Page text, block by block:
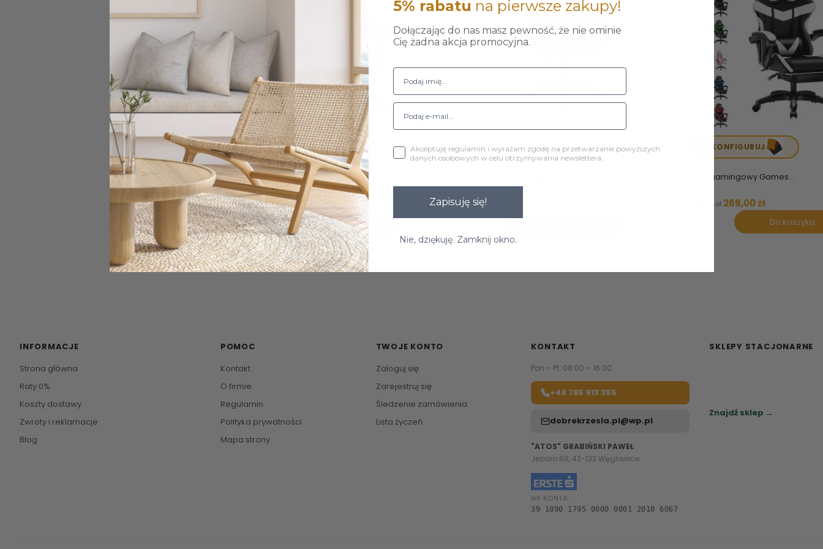
Fotel obrotowy President...
379,00 zł299,00 zł
Do koszyka
109,99 zł
SKONFIGURUJ
Fotel gamingowy Games...
299,00 zł 269,00 zł
Do koszyka
Pokazano 1-6 z 6 pozycji
INFORMACJE
Strona główna
Raty 0%
Koszty dostawy
Zwroty i reklamacje
Blog
POMOC
Kontakt
O firmie
Regulamin
Polityka prywatności
Mapa strony
TWOJE KONTO
Zaloguj się
Zarejestruj się
Śledzenie zamówienia
Lista życzeń
KONTAKT
Pon – Pt: 08:00 – 16:00
+48 785 913 355
dobrekrzesla.pl@wp.pl
"ATOS" GRABIŃSKI PAWEŁ
Jezioro 68, 42-133 Węglowice
NR KONTA:
39 1090 1795 0000 0001 2010 6067
SKLEPY STACJONARNE
Znajdź sklep →
5% rabatu na pierwsze zakupy!
Dołączając do nas masz pewność, że nie ominie
Cię żadna akcja promocyjna.
Akceptuję regulamin i wyrażam zgodę na przetwarzanie powyższych
danych osobowych w celu otrzymywania newslettera.
Zapisuję się!
Nie, dziękuję. Zamknij okno.